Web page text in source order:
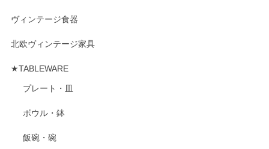
ヴィンテージ食器
北欧ヴィンテージ家具
★TABLEWARE
プレート・皿
ボウル・鉢
飯碗・碗